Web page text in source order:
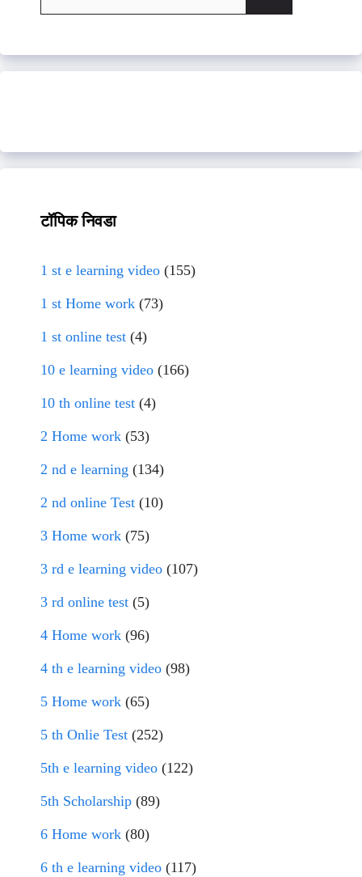
for:
टॉपिक निवडा
1 st e learning video (155)
1 st Home work (73)
1 st online test (4)
10 e learning video (166)
10 th online test (4)
2 Home work (53)
2 nd e learning (134)
2 nd online Test (10)
3 Home work (75)
3 rd e learning video (107)
3 rd online test (5)
4 Home work (96)
4 th e learning video (98)
5 Home work (65)
5 th Onlie Test (252)
5th e learning video (122)
5th Scholarship (89)
6 Home work (80)
6 th e learning video (117)